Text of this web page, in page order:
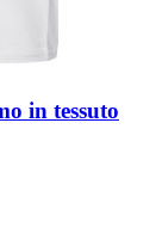
in tessuto